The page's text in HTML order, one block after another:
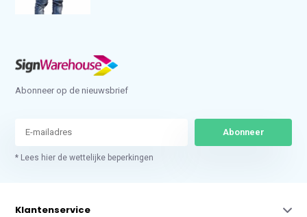
Abonneer op de nieuwsbrief
Abonneer
* Lees hier de wettelijke beperkingen
Klantenservice